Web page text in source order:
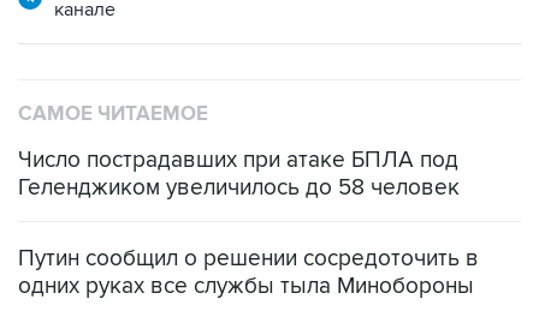
канале
САМОЕ ЧИТАЕМОЕ
Число пострадавших при атаке БПЛА под
Геленджиком увеличилось до 58 человек
Путин сообщил о решении сосредоточить в
одних руках все службы тыла Минобороны